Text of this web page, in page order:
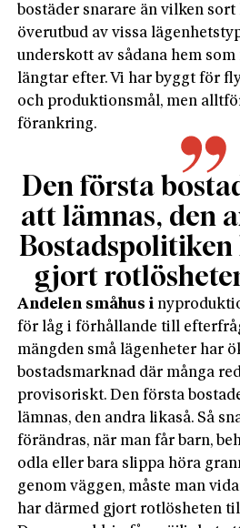
bostäder snarare än vilken
överutbud av vissa
underskott av sådana hem
längtar efter. Vi har byggt för
och produktionsmål, men
förankring.
Den första
att lämnas, den
Bostadspolitiken
gjort
Andelen småhus i
för låg i förhållande till
mängden små lägenheter har
bostadsmarknad där många
provisoriskt. Den första
lämnas, den andra likaså. Så
förändras, när man får barn,
odla eller bara slippa höra
genom väggen, måste man
har därmed gjort rotlösheten